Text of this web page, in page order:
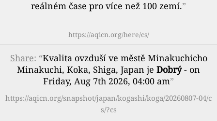
reálném čase pro více než 100 zemí.”
https://aqicn.org/here/cs/
Share: “Kvalita ovzduší ve městě Minakuchicho
Minakuchi, Koka, Shiga, Japan je Dobrý- on
Friday, Aug 7th 2026, 04:00 am”
https://aqicn.org/snapshot/japan/kogashi/koga/20260807-04/c
s/?cs